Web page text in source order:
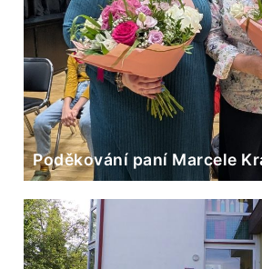
Poděkování paní Marcele